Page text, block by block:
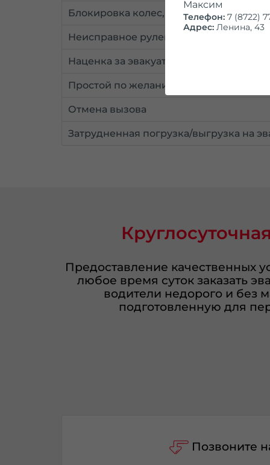
Блокировка колес, 1 колесо
Неисправное рулевое управление
Наценка за эвакуатор манипулятор
Простой по желанию/вине клиента 30
Отмена вызова
Затрудненная погрузка/выгрузка на
Предоставление качественных
любое время суток заказать
водители недорого и без
подготовленную для
Позвоните
Максим
Телефон: 7 (8722)
Адрес: Ленина, 43